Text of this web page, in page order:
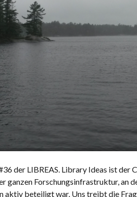
der LIBREAS. Library Ideas ist der
ganzen Forschungsinfrastruktur, an
aktiv beteiligt war. Uns treibt die